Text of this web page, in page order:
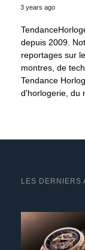
3 years ago
depuis 2009.
reportages sur
montres, de
Tendance
d'horlogerie, du
LES DERNIERS